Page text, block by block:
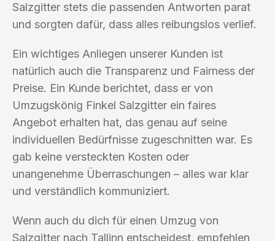
Salzgitter stets die passenden Antworten parat
und sorgten dafür, dass alles reibungslos verlief.
Ein wichtiges Anliegen unserer Kunden ist
natürlich auch die Transparenz und Fairness der
Preise. Ein Kunde berichtet, dass er von
Umzugskönig Finkel Salzgitter ein faires
Angebot erhalten hat, das genau auf seine
individuellen Bedürfnisse zugeschnitten war. Es
gab keine versteckten Kosten oder
unangenehme Überraschungen – alles war klar
und verständlich kommuniziert.
Wenn auch du dich für einen Umzug von
Salzgitter nach Tallinn entscheidest, empfehlen